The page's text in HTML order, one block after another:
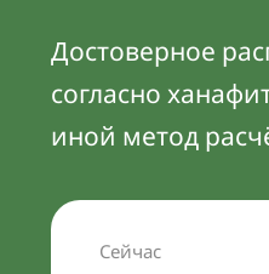
Достоверное
согласно
иной метод
Сейчас